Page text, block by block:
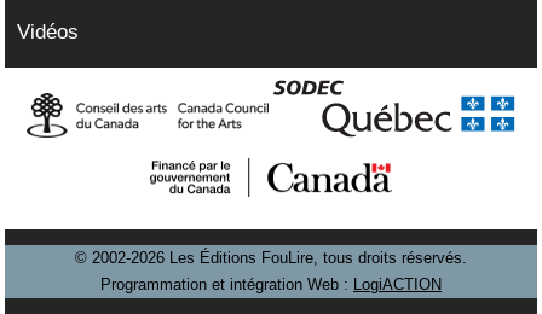
Vidéos
© 2002-2026 Les Éditions FouLire, tous droits réservés.
Programmation et intégration Web : LogiACTION